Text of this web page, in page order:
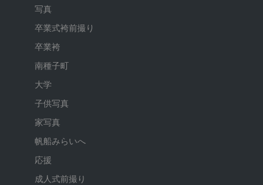
写真
卒業式袴前撮り
卒業袴
南種子町
大学
子供写真
家写真
帆船みらいへ
応援
成人式前撮り